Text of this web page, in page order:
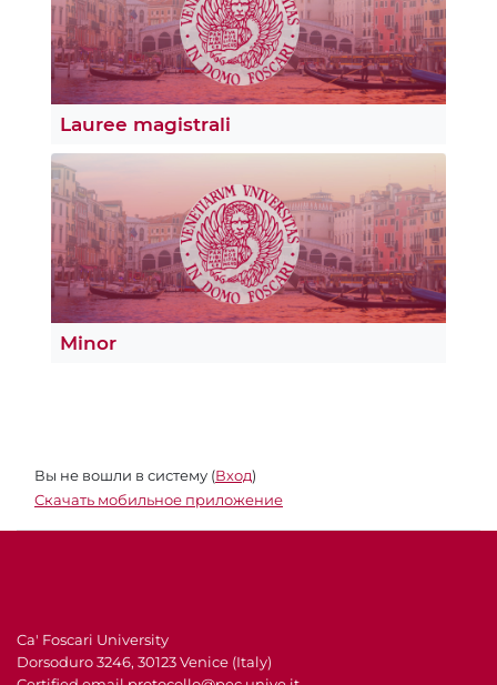
Lauree magistrali
Minor
Вы не вошли в систему (Вход)
Скачать мобильное приложение
Ca' Foscari University
Dorsoduro 3246, 30123 Venice (Italy)